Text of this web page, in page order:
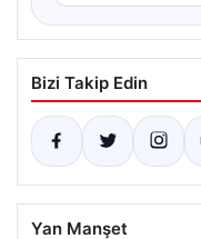
Bizi Takip Edin
Yan Manşet